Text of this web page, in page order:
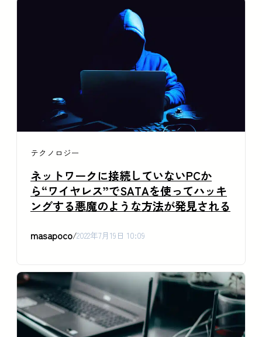
テクノロジー
ネットワークに接続していないPCか
ら“ワイヤレス”でSATAを使ってハッキ
ングする悪魔のような方法が発見される
masapoco/2022年7月19日 10:09